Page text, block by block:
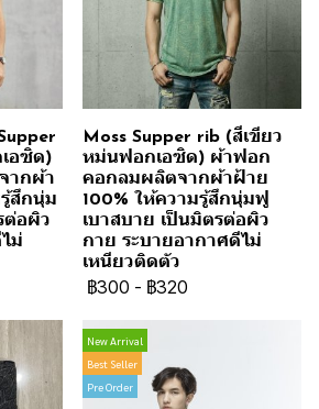
อซิด)
ากผ้า
สึกนุ่ม
ต่อผิว
ม่
Moss Supper rib (สีเขียว
หม่นฟอกเอซิด) ผ้าฟอก
คอกลมผลิตจากผ้าฝ้าย
100% ให้ความรู้สึกนุ่มฟู
เบาสบาย เป็นมิตรต่อผิว
กาย ระบายอากาศดีไม่
เหนียวติดตัว
฿300 - ฿320
New Arrival
Best Seller
Pre Order